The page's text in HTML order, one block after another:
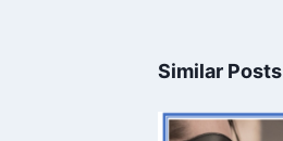
Similar Posts